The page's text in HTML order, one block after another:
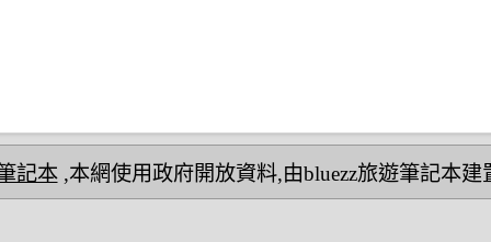
記本,本網使用政府開放資料,由bluezz旅遊筆記本